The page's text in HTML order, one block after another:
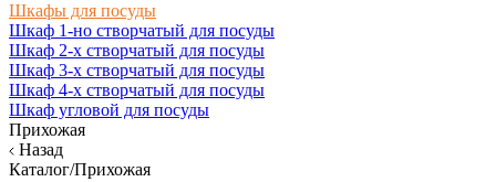
Шкафы для посуды
Шкаф 1-но створчатый для посуды
Шкаф 2-х створчатый для посуды
Шкаф 3-х створчатый для посуды
Шкаф 4-х створчатый для посуды
Шкаф угловой для посуды
Прихожая
Назад
Каталог/Прихожая